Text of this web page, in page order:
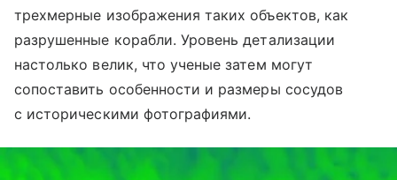
трехмерные изображения таких объектов, как
разрушенные корабли. Уровень детализации
настолько велик, что ученые затем могут
сопоставить особенности и размеры сосудов
с историческими фотографиями.